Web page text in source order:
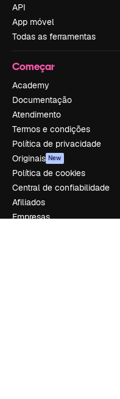
API
App móvel
Todas as ferramentas
Começar
Academy
Documentação
Atendimento
Termos e condições
Política de privacidade
Originais New
Política de cookies
Central de confiabilidade
Afiliados
Empresas